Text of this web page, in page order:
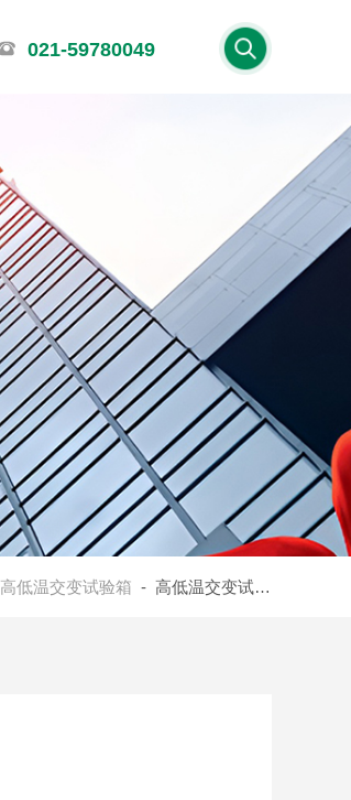
021-59780049
高低温交变试验箱 - 高低温交变试验箱型号选择